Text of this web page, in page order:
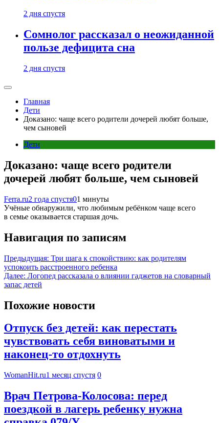
2 дня спустя
Сомнолог рассказал о неожиданной
пользе дефицита сна
2 дня спустя
Главная
Дети
Доказано: чаще всего родители дочерей любят больше,
чем сыновей
Дети
Доказано: чаще всего родители
дочерей любят больше, чем сыновей
Ferra.ru2 года спустя01 минуты
Учёные обнаружили, что любимым ребёнком чаще всего
в семье оказывается старшая дочь.
Навигация по записям
Предыдущая: Три шага к спокойствию: как родителям
успокоить расстроенного ребенка
Далее: Логопед рассказала о влиянии гаджетов на словарный
запас детей
Похожие новости
Отпуск без детей: как перестать
чувствовать себя виноватыми и
наконец-то отдохнуть
WomanHit.ru1 месяц спустя 0
Врач Петрова-Колосова: перед
поездкой в лагерь ребенку нужна